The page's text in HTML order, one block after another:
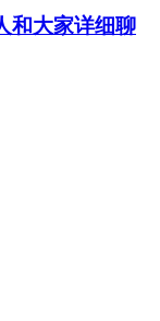
和大家详细聊